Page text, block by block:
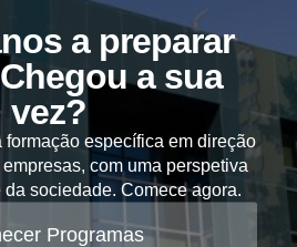
a preparar
a sua
vez?
específica em direção
com uma perspetiva
sociedade. Comece agora.
Programas